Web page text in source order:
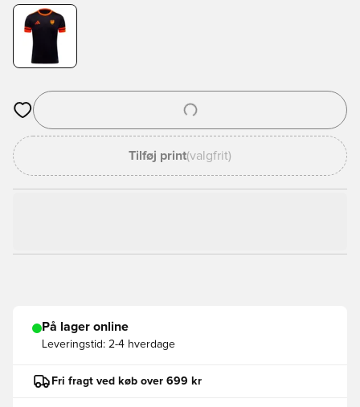
Åbner en Modal til at logge ind eller tilmelde dig som medlem
Tilføj print(valgfrit)
På lager online
Leveringstid: 2-4 hverdage
Fri fragt ved køb over 699 kr